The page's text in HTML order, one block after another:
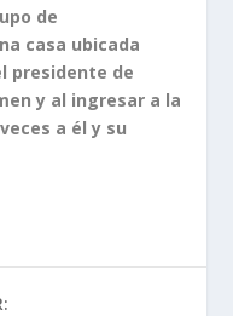
de
casa ubicada
presidente de
y al ingresar a la
a él y su